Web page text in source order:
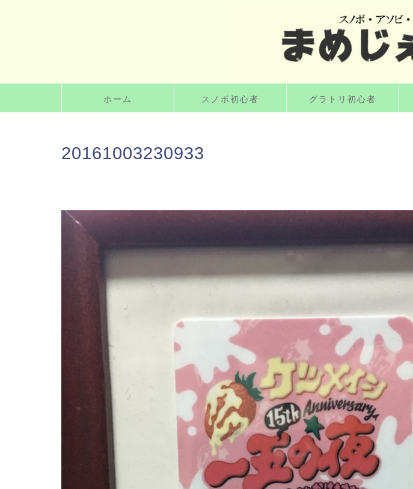
ホーム スノボ初心者 グラトリ初心者
20161003230933